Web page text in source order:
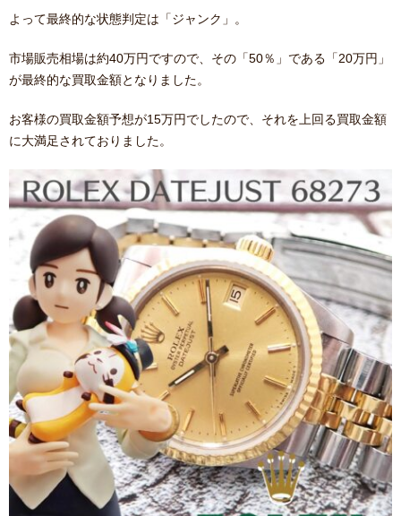
よって最終的な状態判定は「ジャンク」。
市場販売相場は約40万円ですので、その「50％」である「20万円」
が最終的な買取金額となりました。
お客様の買取金額予想が15万円でしたので、それを上回る買取金額
に大満足されておりました。